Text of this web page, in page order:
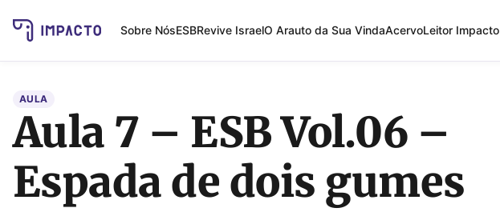
Sobre NósESBRevive IsraelO Arauto da Sua VindaAcervoLeitor Impacto
AULA
Aula 7 – ESB Vol.06 –
Espada de dois gumes